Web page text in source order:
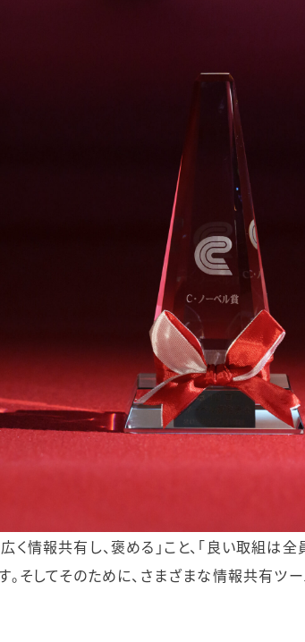
く情報共有し、褒める」こと、「良い取組
。そしてそのために、さまざまな情報共有ツ